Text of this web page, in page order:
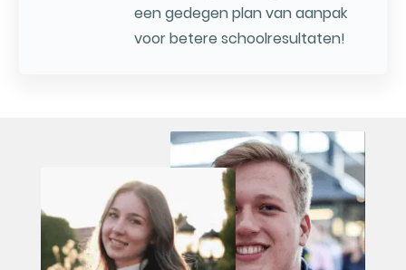
een gedegen plan van aanpak
voor betere schoolresultaten!